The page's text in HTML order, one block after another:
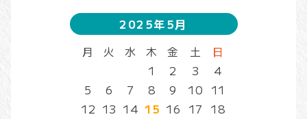
2025年5月
月
火 水 木 金 土
日
1
2 3
4
5
6 7 8 9 10 11
12 13 14 15 16 17 18